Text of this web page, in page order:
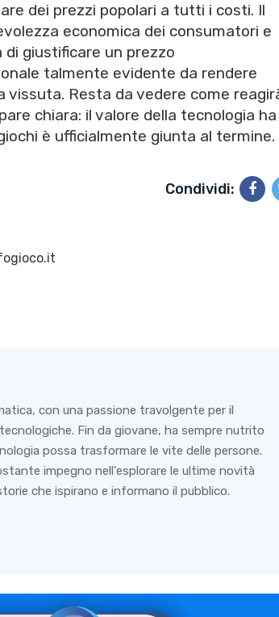
dei prezzi popolari a tutti i costi. Il
economica dei consumatori e
di giustificare un prezzo
talmente evidente da rendere
vissuta. Resta da vedere come
chiara: il valore della tecnologia ha
è ufficialmente giunta al termine.
Condividi:
con una passione travolgente per il
Fin da giovane, ha sempre nutrito
possa trasformare le vite delle persone.
impegno nell'esplorare le ultime novità
che ispirano e informano il pubblico.